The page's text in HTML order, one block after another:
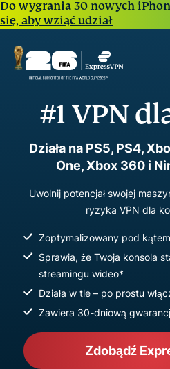
Do wygrania 30 nowych
się, aby wziąć udział
#1 VPN
Działa na PS5, PS4,
One, Xbox 360 i
Uwolnij potencjał swojej
ryzyka VPN dla
Zoptymalizowany pod
Sprawia, że Twoja konsola
streamingu wideo*
Działa w tle – po prostu
Zawiera 30-dniową
Zdobądź